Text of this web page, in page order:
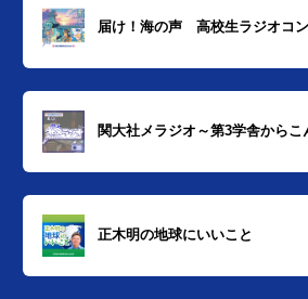
届け！海の声 高校生ラジオコ
関大社メラジオ～第3学舎からこ
正木明の地球にいいこと